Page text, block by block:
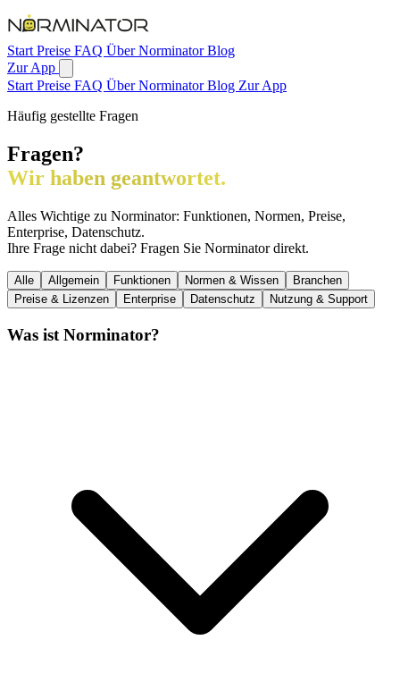
Zum Hauptinhalt springen
Start Preise FAQ Über NorminatorBlog
Zur App
Start Preise FAQ Über NorminatorBlog Zur App
Häufig gestellte Fragen
Fragen?
Wir haben geantwortet.
Alles Wichtige zu Norminator: Funktionen, Normen, Preise,
Enterprise, Datenschutz.
Ihre Frage nicht dabei? Fragen Sie Norminator direkt.
Alle Allgemein Funktionen Normen & Wissen
Branchen
Preise & Lizenzen
Enterprise Datenschutz Nutzung & Support
Was ist Norminator?